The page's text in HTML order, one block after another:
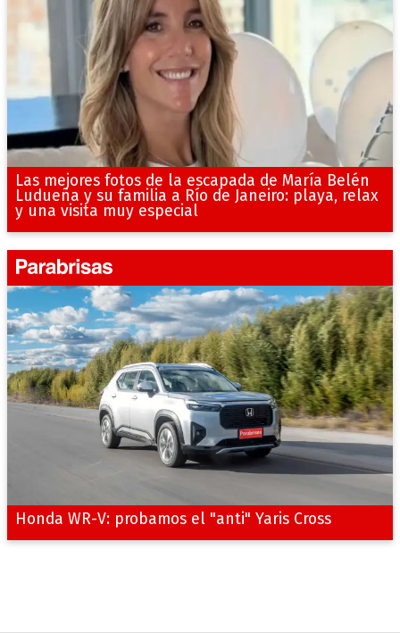
Las mejores fotos de la escapada de María Belén
Ludueña y su familia a Río de Janeiro: playa, relax
y una visita muy especial
Honda WR-V: probamos el "anti" Yaris Cross